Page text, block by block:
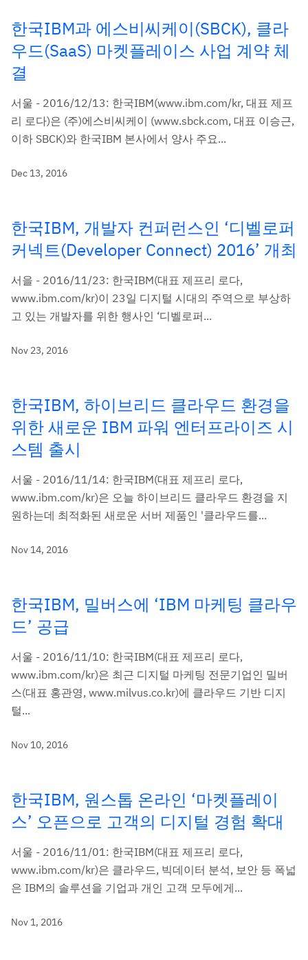
한국IBM과 에스비씨케이(SBCK), 클라
우드(SaaS) 마켓플레이스 사업 계약 체
결
서울 - 2016/12/13: 한국IBM(www.ibm.com/kr, 대표 제프
리 로다)은 (주)에스비씨케이 (www.sbck.com, 대표 이승근,
이하 SBCK)와 한국IBM 본사에서 양사 주요...
Dec 13, 2016
한국IBM, 개발자 컨퍼런스인 ‘디벨로퍼
커넥트(Developer Connect) 2016’ 개최
서을 - 2016/11/23: 한국IBM(대표 제프리 로다,
www.ibm.com/kr)이 23일 디지털 시대의 주역으로 부상하
고 있는 개발자를 위한 행사인 ‘디벨로퍼...
Nov 23, 2016
한국IBM, 하이브리드 클라우드 환경을
위한 새로운 IBM 파워 엔터프라이즈 시
스템 출시
서울 - 2016/11/14: 한국IBM(대표 제프리 로다,
www.ibm.com/kr)은 오늘 하이브리드 클라우드 환경을 지
원하는데 최적화된 새로운 서버 제품인 '클라우드를...
Nov 14, 2016
한국IBM, 밀버스에 ‘IBM 마케팅 클라우
드’ 공급
서울 - 2016/11/10: 한국IBM(대표 제프리 로다,
www.ibm.com/kr)은 최근 디지털 마케팅 전문기업인 밀버
스(대표 홍관영, www.milvus.co.kr)에 클라우드 기반 디지
털...
Nov 10, 2016
한국IBM, 원스톱 온라인 ‘마켓플레이
스’ 오픈으로 고객의 디지털 경험 확대
서울 - 2016/11/01: 한국IBM(대표 제프리 로다,
www.ibm.com/kr)은 클라우드, 빅데이터 분석, 보안 등 폭넓
은 IBM의 솔루션을 기업과 개인 고객 모두에게...
Nov 1, 2016